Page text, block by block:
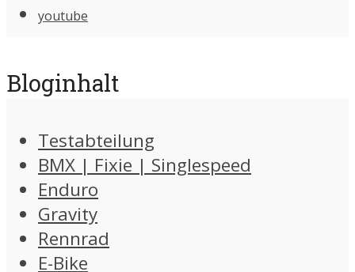
youtube
Bloginhalt
Testabteilung
BMX | Fixie | Singlespeed
Enduro
Gravity
Rennrad
E-Bike